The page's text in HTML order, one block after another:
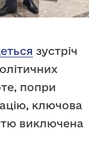
зустріч
попри
ключова
виключена